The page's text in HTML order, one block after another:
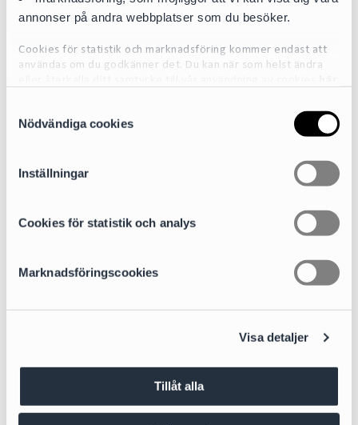
annonser på andra webbplatser som du besöker.
Cookies för statistik och marknadsföring kommer endast att
användas om du godkänner det. Du kan när som helst ändra
För mer detaljerad information om de cookies vi använder, se
vår Cookiepolicy, som finns tillgänglig
Nödvändiga cookies
Inställningar
Cookies för statistik och analys
Marknadsföringscookies
Visa detaljer
Tillåt alla